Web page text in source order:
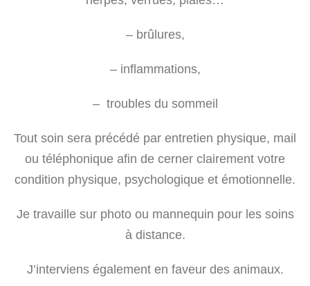
– brûlures,
– inflammations,
– troubles du sommeil
Tout soin sera précédé par entretien physique, mail
ou téléphonique afin de cerner clairement votre
condition physique, psychologique et émotionnelle.
Je travaille sur photo ou mannequin pour les soins
à distance.
J’interviens également en faveur des animaux.